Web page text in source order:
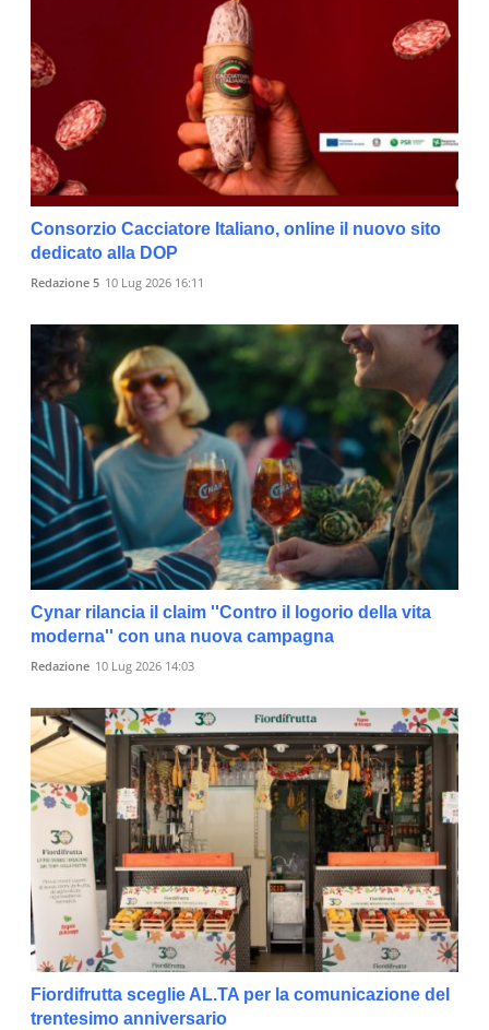
Consorzio Cacciatore Italiano, online il nuovo sito
dedicato alla DOP
Redazione 5 10 Lug 2026 16:11
Cynar rilancia il claim ''Contro il logorio della vita
moderna'' con una nuova campagna
Redazione 10 Lug 2026 14:03
Fiordifrutta sceglie AL.TA per la comunicazione del
trentesimo anniversario